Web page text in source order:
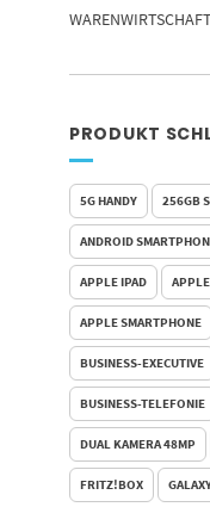
WARENWIRTSCHAFT
PRODUKT
5G HANDY 256GB
ANDROID
APPLE IPAD
APPLE SMARTPHONE
BUSINESS-EXECUTIVE
BUSINESS-TELEFONIE
DUAL KAMERA 48MP
FRITZ!BOX